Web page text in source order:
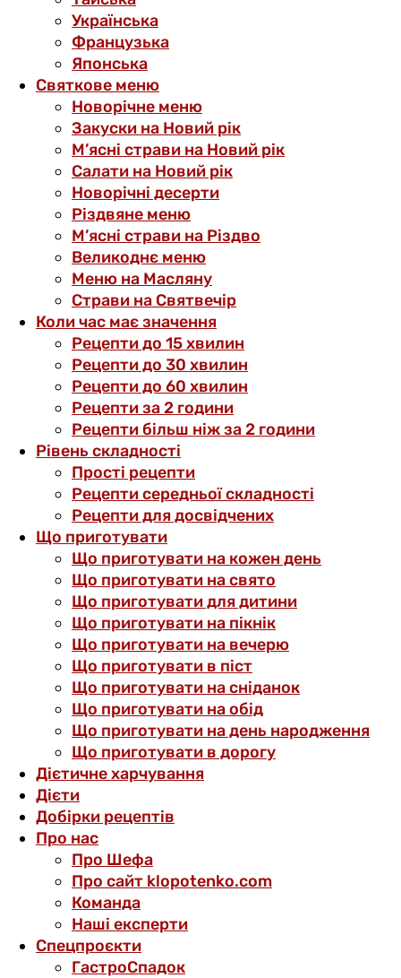
Українська
Французька
Японська
Святкове меню
Новорічне меню
Закуски на Новий рік
М’ясні страви на Новий рік
Салати на Новий рік
Новорічні десерти
Різдвяне меню
М’ясні страви на Різдво
Великоднє меню
Меню на Масляну
Страви на Святвечір
Коли час має значення
Рецепти до 15 хвилин
Рецепти до 30 хвилин
Рецепти до 60 хвилин
Рецепти за 2 години
Рецепти більш ніж за 2 години
Рівень складності
Прості рецепти
Рецепти середньої складності
Рецепти для досвідчених
Що приготувати
Що приготувати на кожен день
Що приготувати на свято
Що приготувати для дитини
Що приготувати на пікнік
Що приготувати на вечерю
Що приготувати в піст
Що приготувати на сніданок
Що приготувати на обід
Що приготувати на день народження
Що приготувати в дорогу
Дієтичне харчування
Дієти
Добірки рецептів
Про нас
Про Шефа
Про сайт klopotenko.com
Команда
Наші експерти
Спецпроєкти
ГастроСпадок